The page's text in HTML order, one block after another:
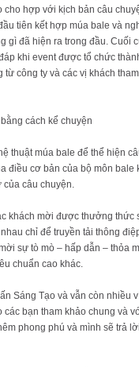
hợp với kịch bản câu
tiên kết hợp múa bale và
gì đã hiện ra trong đầu. Cuối
khi event được tổ chức
công ty và các vị khách
cách kể chuyện
thuật múa bale để thể hiện
điều cơ bản của bộ môn bale
của câu chuyện.
khách mời được thưởng thức
chỉ để truyền tải thông
sự tò mò – hấp dẫn – thỏa
chuẩn cao khác.
Sáng Tạo và vẫn còn nhiều
các bạn tham khảo chung và
phong phú và mình sẽ trả